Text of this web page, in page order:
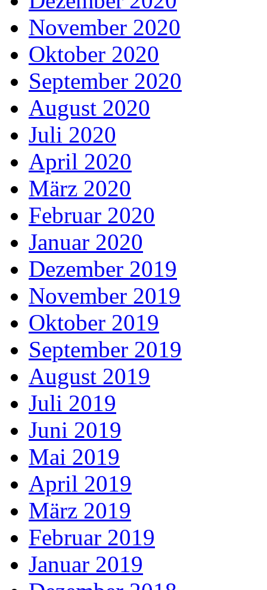
November 2020
Oktober 2020
September 2020
August 2020
Juli 2020
April 2020
März 2020
Februar 2020
Januar 2020
Dezember 2019
November 2019
Oktober 2019
September 2019
August 2019
Juli 2019
Juni 2019
Mai 2019
April 2019
März 2019
Februar 2019
Januar 2019